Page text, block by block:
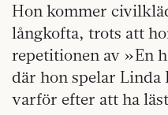
Hon kommer
långkofta, trots att
repetitionen av »En
där hon spelar Linda
varför efter att ha